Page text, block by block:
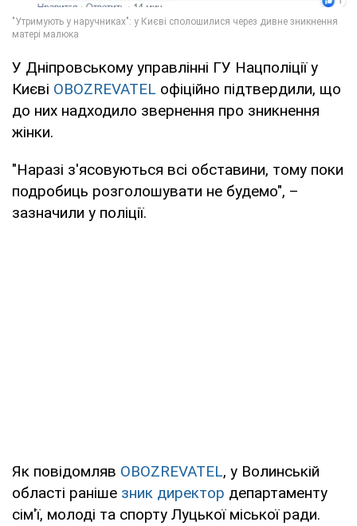
У Дніпровському управлінні ГУ Нацполіції у
Києві OBOZREVATEL офіційно підтвердили, що
до них надходило звернення про зникнення
жінки.
"Наразі з'ясовуються всі обставини, тому поки
подробиць розголошувати не будемо", –
зазначили у поліції.
Як повідомляв OBOZREVATEL, у Волинській
області раніше зник директор департаменту
сім'ї, молоді та спорту Луцької міської ради.